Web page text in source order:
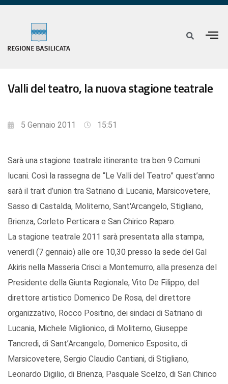
Valli del teatro, la nuova stagione teatrale
5 Gennaio 2011 15:51
Sarà una stagione teatrale itinerante tra ben 9 Comuni
lucani. Così la rassegna de “Le Valli del Teatro” quest’anno
sarà il trait d’union tra Satriano di Lucania, Marsicovetere,
Sasso di Castalda, Moliterno, Sant'Arcangelo, Stigliano,
Brienza, Corleto Perticara e San Chirico Raparo.
La stagione teatrale 2011 sarà presentata alla stampa,
venerdì (7 gennaio) alle ore 10,30 presso la sede del Gal
Akiris nella Masseria Crisci a Montemurro, alla presenza del
Presidente della Giunta Regionale, Vito De Filippo, del
direttore artistico Domenico De Rosa, del direttore
organizzativo, Rocco Positino, dei sindaci di Satriano di
Lucania, Michele Miglionico, di Moliterno, Giuseppe
Tancredi, di Sant’Arcangelo, Domenico Esposito, di
Marsicovetere, Sergio Claudio Cantiani, di Stigliano,
Leonardo Digilio, di Brienza, Pasquale Scelzo, di San Chirico